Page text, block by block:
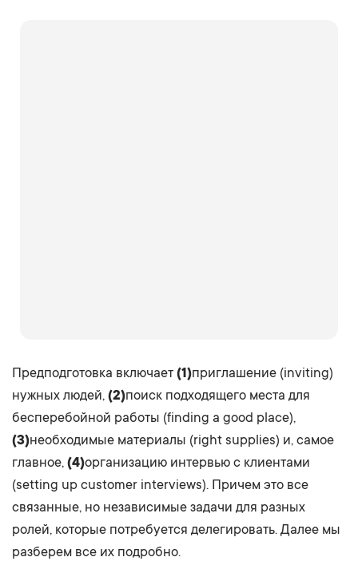
Предподготовка включает (1)приглашение (inviting)
нужных людей, (2)поиск подходящего места для
бесперебойной работы (finding a good place),
(3)необходимые материалы (right supplies) и, самое
главное, (4)организацию интервью с клиентами
(setting up customer interviews). Причем это все
связанные, но независимые задачи для разных
ролей, которые потребуется делегировать. Далее мы
разберем все их подробно.